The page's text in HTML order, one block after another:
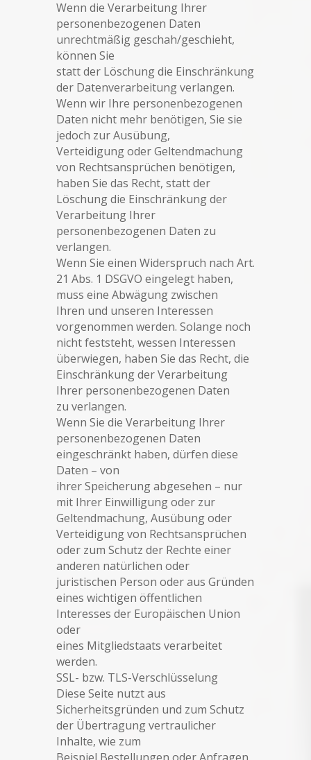
Wenn die Verarbeitung Ihrer
personenbezogenen Daten
unrechtmäßig geschah/geschieht,
können Sie
statt der Löschung die Einschränkung
der Datenverarbeitung verlangen.
Wenn wir Ihre personenbezogenen
Daten nicht mehr benötigen, Sie sie
jedoch zur Ausübung,
Verteidigung oder Geltendmachung
von Rechtsansprüchen benötigen,
haben Sie das Recht, statt der
Löschung die Einschränkung der
Verarbeitung Ihrer
personenbezogenen Daten zu
verlangen.
Wenn Sie einen Widerspruch nach Art.
21 Abs. 1 DSGVO eingelegt haben,
muss eine Abwägung zwischen
Ihren und unseren Interessen
vorgenommen werden. Solange noch
nicht feststeht, wessen Interessen
überwiegen, haben Sie das Recht, die
Einschränkung der Verarbeitung
Ihrer personenbezogenen Daten
zu verlangen.
Wenn Sie die Verarbeitung Ihrer
personenbezogenen Daten
eingeschränkt haben, dürfen diese
Daten – von
ihrer Speicherung abgesehen – nur
mit Ihrer Einwilligung oder zur
Geltendmachung, Ausübung oder
Verteidigung von Rechtsansprüchen
oder zum Schutz der Rechte einer
anderen natürlichen oder
juristischen Person oder aus Gründen
eines wichtigen öffentlichen
Interesses der Europäischen Union
oder
eines Mitgliedstaats verarbeitet
werden.
SSL- bzw. TLS-Verschlüsselung
Diese Seite nutzt aus
Sicherheitsgründen und zum Schutz
der Übertragung vertraulicher
Inhalte, wie zum